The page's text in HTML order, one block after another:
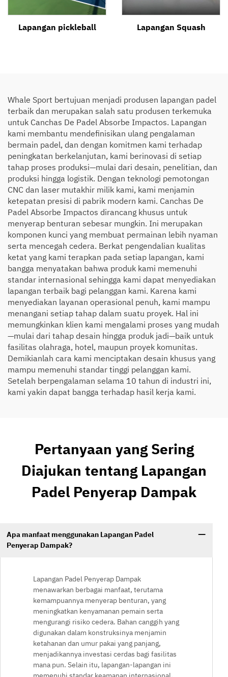
Lapangan pickleball Lapangan Squash
Whale Sport bertujuan menjadi produsen lapangan padel
terbaik dan merupakan salah satu produsen terkemuka
untuk Canchas De Padel Absorbe Impactos. Lapangan
kami membantu mendefinisikan ulang pengalaman
bermain padel, dan dengan komitmen kami terhadap
peningkatan berkelanjutan, kami berinovasi di setiap
tahap proses produksi—mulai dari desain, penelitian, dan
produksi hingga logistik. Dengan teknologi pemotongan
CNC dan laser mutakhir milik kami, kami menjamin
ketepatan presisi di pabrik modern kami. Canchas De
Padel Absorbe Impactos dirancang khusus untuk
menyerap benturan sebesar mungkin. Ini merupakan
komponen kunci yang membuat permainan lebih nyaman
serta mencegah cedera. Berkat pengendalian kualitas
ketat yang kami terapkan pada setiap lapangan, kami
bangga menyatakan bahwa produk kami memenuhi
standar internasional sehingga kami dapat menyediakan
lapangan terbaik bagi pelanggan kami. Karena kami
menyediakan layanan operasional penuh, kami mampu
menangani setiap tahap dalam suatu proyek. Hal ini
memungkinkan klien kami mengalami proses yang mudah
—mulai dari tahap desain hingga produk jadi—baik untuk
fasilitas olahraga, hotel, maupun proyek komunitas.
Demikianlah cara kami menciptakan desain khusus yang
mampu memenuhi standar tinggi pelanggan kami.
Setelah berpengalaman selama 10 tahun di industri ini,
kami yakin dapat bangga terhadap hasil kerja kami.
Pertanyaan yang Sering
Diajukan tentang Lapangan
Padel Penyerap Dampak
Apa manfaat menggunakan Lapangan Padel
Penyerap Dampak?
Lapangan Padel Penyerap Dampak
menawarkan berbagai manfaat, terutama
kemampuannya menyerap benturan, yang
meningkatkan kenyamanan pemain serta
mengurangi risiko cedera. Bahan canggih yang
digunakan dalam konstruksinya menjamin
ketahanan dan umur pakai yang panjang,
menjadikannya investasi cerdas bagi fasilitas
mana pun. Selain itu, lapangan-lapangan ini